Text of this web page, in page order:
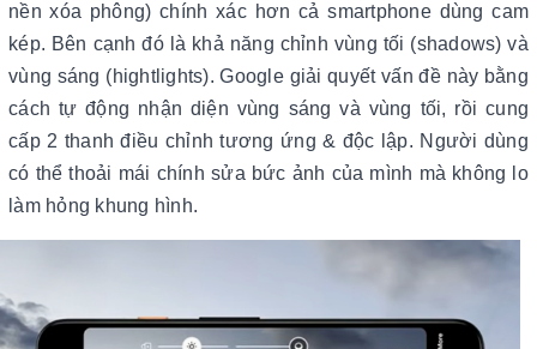
nền xóa phông) chính xác hơn cả smartphone dùng cam
kép. Bên cạnh đó là khả năng chỉnh vùng tối (shadows) và
vùng sáng (hightlights). Google giải quyết vấn đề này bằng
cách tự động nhận diện vùng sáng và vùng tối, rồi cung
cấp 2 thanh điều chỉnh tương ứng & độc lập. Người dùng
có thể thoải mái chính sửa bức ảnh của mình mà không lo
làm hỏng khung hình.